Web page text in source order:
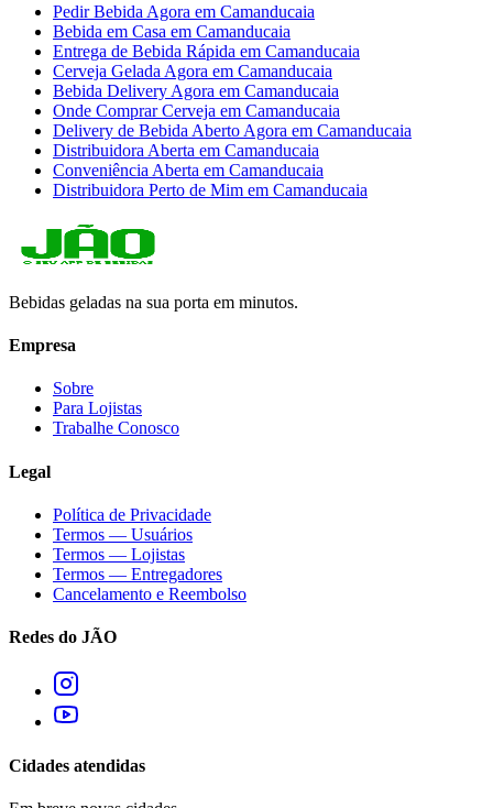
Pedir Bebida Agora em Camanducaia
Bebida em Casa em Camanducaia
Entrega de Bebida Rápida em Camanducaia
Cerveja Gelada Agora em Camanducaia
Bebida Delivery Agora em Camanducaia
Onde Comprar Cerveja em Camanducaia
Delivery de Bebida Aberto Agora em Camanducaia
Distribuidora Aberta em Camanducaia
Conveniência Aberta em Camanducaia
Distribuidora Perto de Mim em Camanducaia
Bebidas geladas na sua porta em minutos.
Empresa
Sobre
Para Lojistas
Trabalhe Conosco
Legal
Política de Privacidade
Termos — Usuários
Termos — Lojistas
Termos — Entregadores
Cancelamento e Reembolso
Redes do JÃO
Cidades atendidas